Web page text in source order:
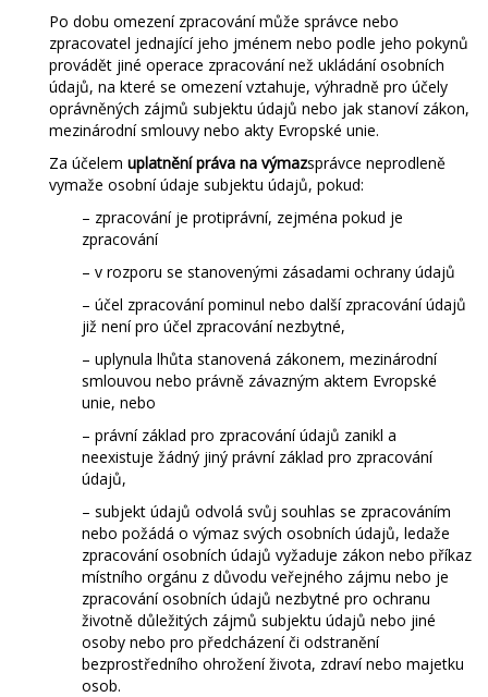
Po dobu omezení zpracování může správce nebo
zpracovatel jednající jeho jménem nebo podle jeho pokynů
provádět jiné operace zpracování než ukládání osobních
údajů, na které se omezení vztahuje, výhradně pro účely
oprávněných zájmů subjektu údajů nebo jak stanoví zákon,
mezinárodní smlouvy nebo akty Evropské unie.
Za účelem uplatnění práva na výmazsprávce neprodleně
vymaže osobní údaje subjektu údajů, pokud:
– zpracování je protiprávní, zejména pokud je
zpracování
– v rozporu se stanovenými zásadami ochrany údajů
– účel zpracování pominul nebo další zpracování údajů
již není pro účel zpracování nezbytné,
– uplynula lhůta stanovená zákonem, mezinárodní
smlouvou nebo právně závazným aktem Evropské
unie, nebo
– právní základ pro zpracování údajů zanikl a
neexistuje žádný jiný právní základ pro zpracování
údajů,
– subjekt údajů odvolá svůj souhlas se zpracováním
nebo požádá o výmaz svých osobních údajů, ledaže
zpracování osobních údajů vyžaduje zákon nebo příkaz
místního orgánu z důvodu veřejného zájmu nebo je
zpracování osobních údajů nezbytné pro ochranu
životně důležitých zájmů subjektu údajů nebo jiné
osoby nebo pro předcházení či odstranění
bezprostředního ohrožení života, zdraví nebo majetku
osob.